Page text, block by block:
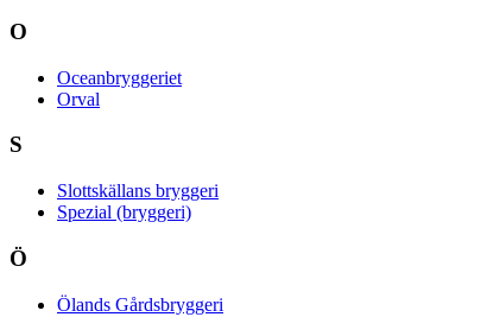
O
Oceanbryggeriet
Orval
S
Slottskällans bryggeri
Spezial (bryggeri)
Ö
Ölands Gårdsbryggeri